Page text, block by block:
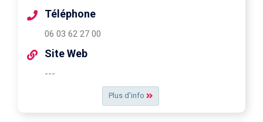
Plus d'info
Téléphone
06 03 62 27 00
Site Web
---